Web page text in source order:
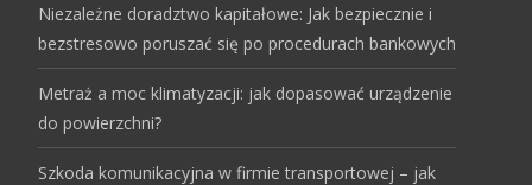
Niezależne doradztwo kapitałowe: Jak bezpiecznie i
bezstresowo poruszać się po procedurach bankowych
Metraż a moc klimatyzacji: jak dopasować urządzenie
do powierzchni?
Szkoda komunikacyjna w firmie transportowej – jak